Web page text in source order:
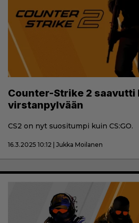
Counter-Strike 2 saavutti
virstanpylvään
CS2 on nyt suositumpi kuin CS:GO.
16.3.2025 10:12 | Jukka Moilanen